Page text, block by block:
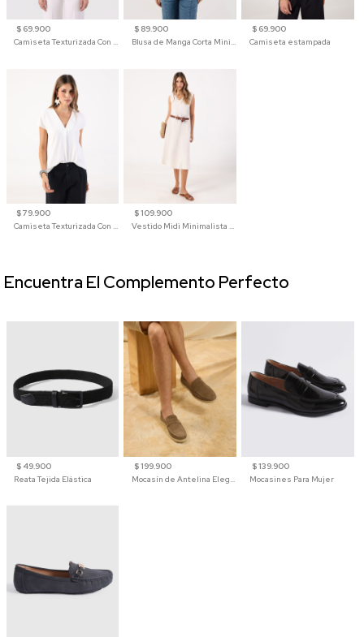
$ 69.900
Camiseta Texturizada Con Hombro Caído Para Mujer
$ 89.900
Blusa de Manga Corta Minimalista para Mujer
$ 69.900
Camiseta estampada
$ 79.900
Camiseta Texturizada Con Cuello En V Para Mujer
$ 109.900
Vestido Midi Minimalista De Silueta Amplia
$ 49.900
Reata Tejida Elástica
$ 199.900
Mocasín de Antelina Elegante con Suela de Contraste Para Hombre
$ 139.900
Mocasines Para Mujer
Encuentra El Complemento Perfecto